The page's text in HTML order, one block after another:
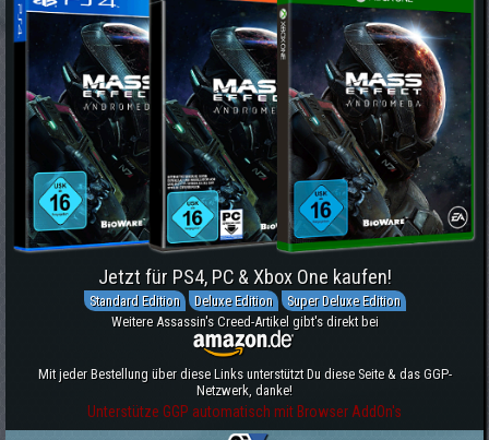
Jetzt für PS4, PC & Xbox One kaufen!
Standard Edition Deluxe Edition
Super Deluxe Edition
Weitere Assassin's Creed-Artikel gibt's direkt bei
Mit jeder Bestellung über diese Links unterstützt Du diese Seite & das GGP-
Netzwerk, danke!
Unterstütze GGP automatisch mit Browser AddOn's